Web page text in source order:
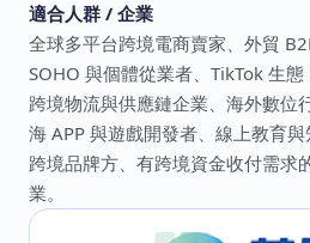
適合人群 / 企業
全球多平台跨境電商賣家、外貿
SOHO 與個體從業者、TikTok 生態
跨境物流與供應鏈企業、海外數位
海 APP 與遊戲開發者、線上教育
跨境品牌方、有跨境資金收付需求
業。